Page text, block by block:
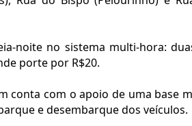
noite no sistema multi-hora:
porte por R$20.
conta com o apoio de uma base
e desembarque dos veículos.